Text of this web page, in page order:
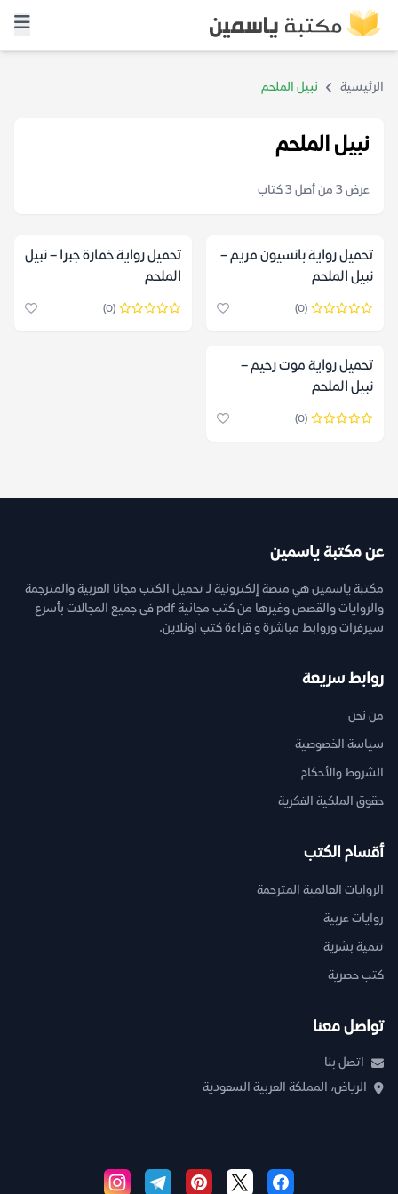
الرئيسية نبيل الملحم
نبيل الملحم
عرض 3 من أصل 3 كتاب
تحميل رواية بانسيون مريم –
نبيل الملحم
(0)
تحميل رواية خمارة جبرا – نبيل
الملحم
(0)
تحميل رواية موت رحيم –
نبيل الملحم
(0)
عن مكتبة ياسمين
مكتبة ياسمين هي منصة إلكترونية لـ تحميل الكتب مجانا العربية والمترجمة
والروايات والقصص وغيرها من كتب مجانية pdf فى جميع المجالات بأسرع
سيرفرات وروابط مباشرة و قراءة كتب اونلاين.
روابط سريعة
من نحن
سياسة الخصوصية
الشروط والأحكام
حقوق الملكية الفكرية
أقسام الكتب
الروايات العالمية المترجمة
روايات عربية
تنمية بشرية
كتب حصرية
تواصل معنا
اتصل بنا
الرياض، المملكة العربية السعودية